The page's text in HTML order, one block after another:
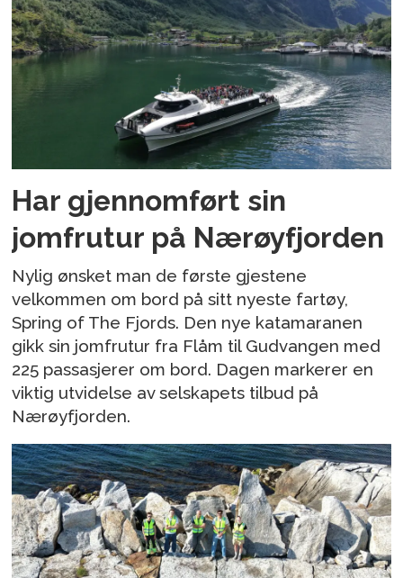
Har gjennomført sin
jomfrutur på Nærøyfjorden
Nylig ønsket man de første gjestene
velkommen om bord på sitt nyeste fartøy,
Spring of The Fjords. Den nye katamaranen
gikk sin jomfrutur fra Flåm til Gudvangen med
225 passasjerer om bord. Dagen markerer en
viktig utvidelse av selskapets tilbud på
Nærøyfjorden.